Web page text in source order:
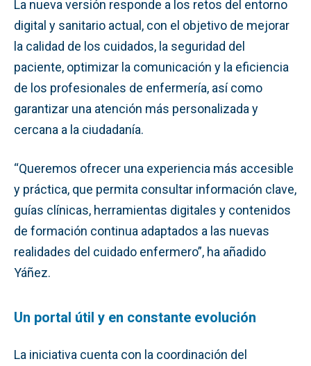
La nueva versión responde a los retos del entorno
digital y sanitario actual, con el objetivo de mejorar
la calidad de los cuidados, la seguridad del
paciente, optimizar la comunicación y la eficiencia
de los profesionales de enfermería, así como
garantizar una atención más personalizada y
cercana a la ciudadanía.
“Queremos ofrecer una experiencia más accesible
y práctica, que permita consultar información clave,
guías clínicas, herramientas digitales y contenidos
de formación continua adaptados a las nuevas
realidades del cuidado enfermero”, ha añadido
Yáñez.
Un portal útil y en constante evolución
La iniciativa cuenta con la coordinación del